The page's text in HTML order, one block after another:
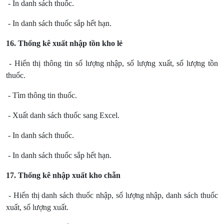
- In danh sách thuốc.
- In danh sách thuốc sắp hết hạn.
16. Thống kê xuất nhập tồn kho lẻ
- Hiển thị thông tin số lượng nhập, số lượng xuất, số lượng tồn
thuốc.
- Tìm thông tin thuốc.
- Xuất danh sách thuốc sang Excel.
- In danh sách thuốc.
- In danh sách thuốc sắp hết hạn.
17. Thống kê nhập xuất kho chẵn
- Hiển thị danh sách thuốc nhập, số lượng nhập, danh sách thuốc
xuất, số lượng xuất.